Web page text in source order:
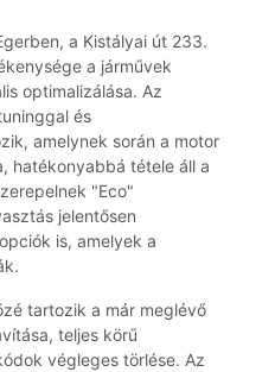
a Kistályai út 233.
a járművek
optimalizálása. Az
és
amelynek során a motor
hatékonyabbá tétele áll a
"Eco"
jelentősen
is, amelyek a
tartozik a már meglévő
teljes körű
végleges törlése. Az